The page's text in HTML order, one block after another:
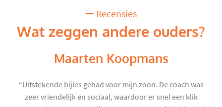
Recensies
Wat zeggen andere ouders?
Maarten Koopmans
“Uitstekende bijles gehad voor mijn zoon. De coach was
zeer vriendelijk en sociaal, waardoor er snel een klik